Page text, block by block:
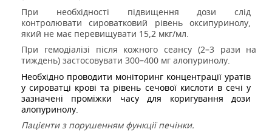
При необхідності підвищення дози слід
контролювати сироватковий рівень оксипуринолу,
який не має перевищувати 15,2 мкг/мл.
При гемодіалізі після кожного сеансу (2–3 рази на
тиждень) застосовувати 300–400 мг алопуринолу.
Необхідно проводити моніторинг концентрації уратів
у сироватці крові та рівень сечової кислоти в сечі у
зазначені проміжки часу для коригування дози
алопуринолу.
Пацієнти з порушенням функції печінки.